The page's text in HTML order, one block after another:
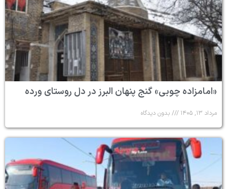
«امامزاده چوبی» گنج پنهان البرز در دل روستای ورده
مرداد ۱۳, ۱۴۰۵ بدون دیدگاه